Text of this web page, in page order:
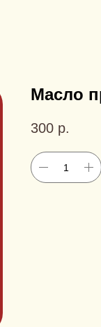
Масло
300 р.